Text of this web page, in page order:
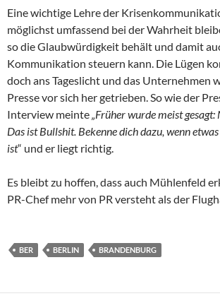
Eine wichtige Lehre der
möglichst umfassend bei der Wahrheit
so die Glaubwürdigkeit behält und damit
Kommunikation steuern kann. Die Lügen
doch ans Tageslicht und das Unternehmen
Presse vor sich her getrieben. So wie der
Interview meinte„Früher wurde meist gesagt:
Das ist Bullshit. Bekenne dich dazu, wenn
ist“ und er liegt richtig.
Es bleibt zu hoffen, dass auch Mühlenfeld
PR-Chef mehr von PR versteht als der
BER BERLIN BRANDENBURG